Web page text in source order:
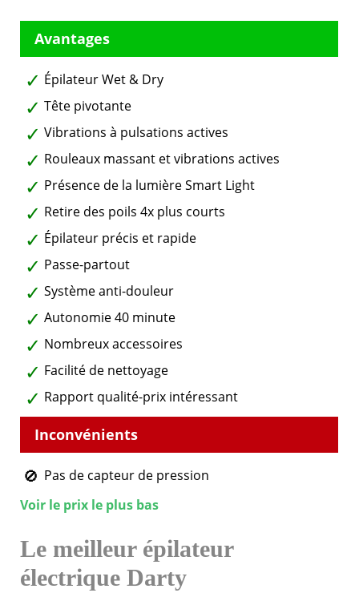
Épilateur Wet & Dry
Tête pivotante
Vibrations à pulsations actives
Rouleaux massant et vibrations actives
Présence de la lumière Smart Light
Retire des poils 4x plus courts
Épilateur précis et rapide
Passe-partout
Système anti-douleur
Autonomie 40 minute
Nombreux accessoires
Facilité de nettoyage
Rapport qualité-prix intéressant
Pas de capteur de pression
Voir le prix le plus bas
Le meilleur épilateur
électrique Darty